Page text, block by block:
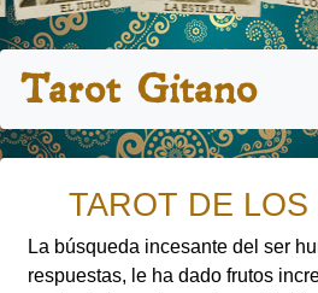
Tarot Gitano
TAROT DE LOS
La búsqueda incesante del ser
respuestas, le ha dado frutos